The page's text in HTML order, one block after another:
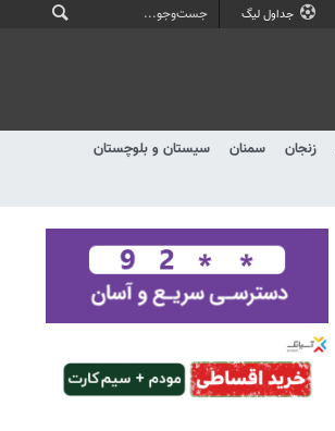
جداول لیگ
زنجان سمنان
سیستان و بلوچستان